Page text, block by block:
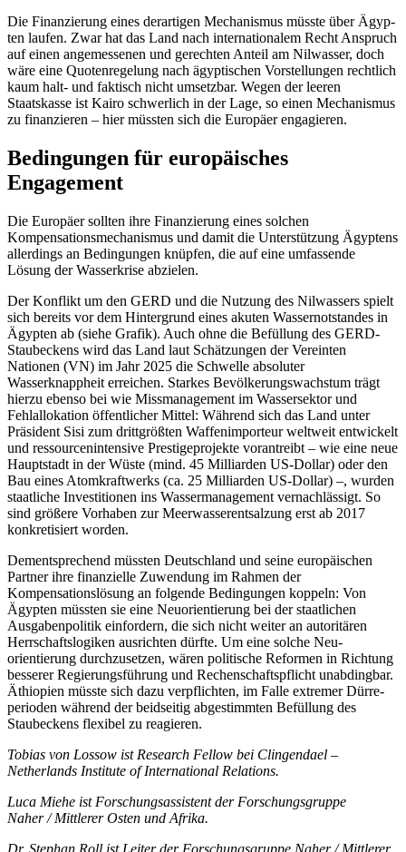
Die Finanzierung eines derartigen Mecha­nismus müsste über Ägyp­
ten laufen. Zwar hat das Land nach internationalem Recht Anspruch
auf einen angemessenen und gerechten Anteil am Nilwasser, doch
wäre eine Quotenregelung nach ägyp­tischen Vorstellungen rechtlich
kaum halt- und faktisch nicht umsetz­bar. Wegen der leeren
Staatskasse ist Kairo schwerlich in der Lage, so einen Mechanismus
zu finan­zieren – hier müssten sich die Europäer engagieren.
Bedingungen für europäisches
Engagement
Die Europäer sollten ihre Finanzierung eines solchen
Kompensationsmechanismus und damit die Unterstützung Ägyptens
aller­dings an Be­dingungen knüpfen, die auf eine um­fas­sende
Lösung der Wasserkrise abzielen.
Der Konflikt um den GERD und die Nut­zung des Nilwassers spielt
sich bereits vor dem Hintergrund eines akuten Wasser­not­standes in
Ägypten ab (siehe Grafik). Auch ohne die Befüllung des GERD-
Stau­beckens wird das Land laut Schätzungen der Ver­ein­ten
Nationen (VN) im Jahr 2025 die Schwelle absoluter
Wasserknappheit errei­chen. Star­kes Bevölkerungswachstum trägt
hierzu ebenso bei wie Missmanagement im Wassersektor und
Fehlallokation öffent­licher Mittel: Wäh­rend sich das Land unter
Präsident Sisi zum drittgrößten Waf­fen­impor­teur welt­weit entwickelt
und ressourcen­intensive Prestigeprojekte vorantreibt – wie eine neue
Hauptstadt in der Wüste (mind. 45 Mil­liarden US-Dollar) oder den
Bau eines Atom­kraftwerks (ca. 25 Milliarden US-Dollar) –, wurden
staat­liche Investitionen ins Wasser­management vernachlässigt. So
sind grö­ßere Vor­haben zur Meerwasser­entsal­zung erst ab 2017
konkretisiert worden.
Dementsprechend müssten Deutschland und seine europäischen
Partner ihre finan­zielle Zuwendung im Rahmen der
Kompensationslösung an folgende Bedingungen koppeln: Von
Ägyp­ten müssten sie eine Neu­orientierung bei der staatlichen
Ausgabenpolitik einfordern, die sich nicht weiter an autoritären
Herrschafts­logiken ausrichten dürfte. Um eine solche Neu­
orientierung durchzusetzen, wären politische Refor­men in Richtung
bes­serer Regierungsführung und Rechenschaftspflicht unab­ding­bar.
Äthiopien müsste sich dazu ver­pflich­ten, im Falle extremer Dürre­
perioden während der beidseitig abgestimmten Befül­lung des
Staubeckens flexi­bel zu reagieren.
Tobias von Lossow ist Research Fellow bei Clingendael –
Netherlands Institute of International Relations.
Luca Miehe ist Forschungsassistent der Forschungsgruppe
Naher / Mittlerer Osten und Afrika.